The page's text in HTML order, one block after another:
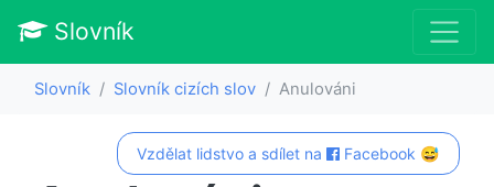
Slovník
Slovník Slovník cizích slov Anulováni
Vzdělat lidstvo a sdílet na Facebook 😅